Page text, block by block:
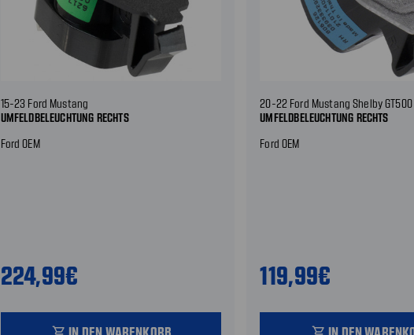
15-23 Ford Mustang
UMFELDBELEUCHTUNG RECHTS
Ford OEM
224,99€
shopping_cart
20-22 Ford Mustang Shelby
UMFELDBELEUCHTUNG RECHTS
Ford OEM
119,99€
shopping_cart